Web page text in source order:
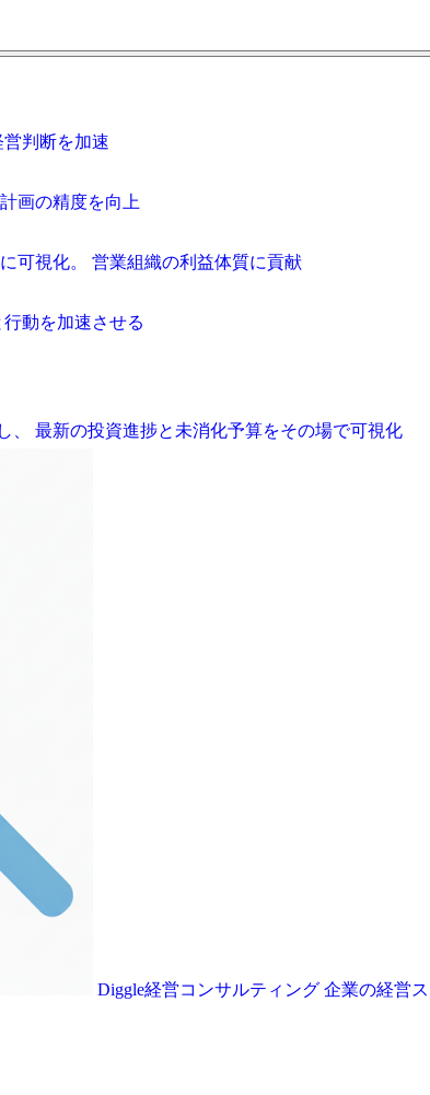
判断を加速
画の精度を向上
可視化。 営業組織の利益体質に貢献
動を加速させる
、 最新の投資進捗と未消化予算をその場で可視化
Diggle経営コンサルティング 企業の経営